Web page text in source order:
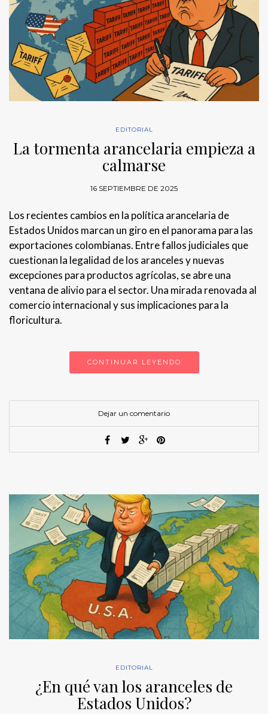
EDITORIAL
La tormenta arancelaria empieza a
calmarse
16 SEPTIEMBRE DE 2025
Los recientes cambios en la política arancelaria de
Estados Unidos marcan un giro en el panorama para las
exportaciones colombianas. Entre fallos judiciales que
cuestionan la legalidad de los aranceles y nuevas
excepciones para productos agrícolas, se abre una
ventana de alivio para el sector. Una mirada renovada al
comercio internacional y sus implicaciones para la
floricultura.
CONTINUAR LEYENDO
Dejar un comentario
EDITORIAL
¿En qué van los aranceles de
Estados Unidos?